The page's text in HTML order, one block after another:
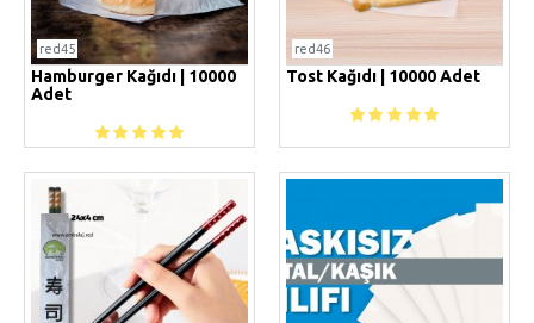
red45
Hamburger Kağıdı | 10000
Adet
red46
Tost Kağıdı | 10000 Adet